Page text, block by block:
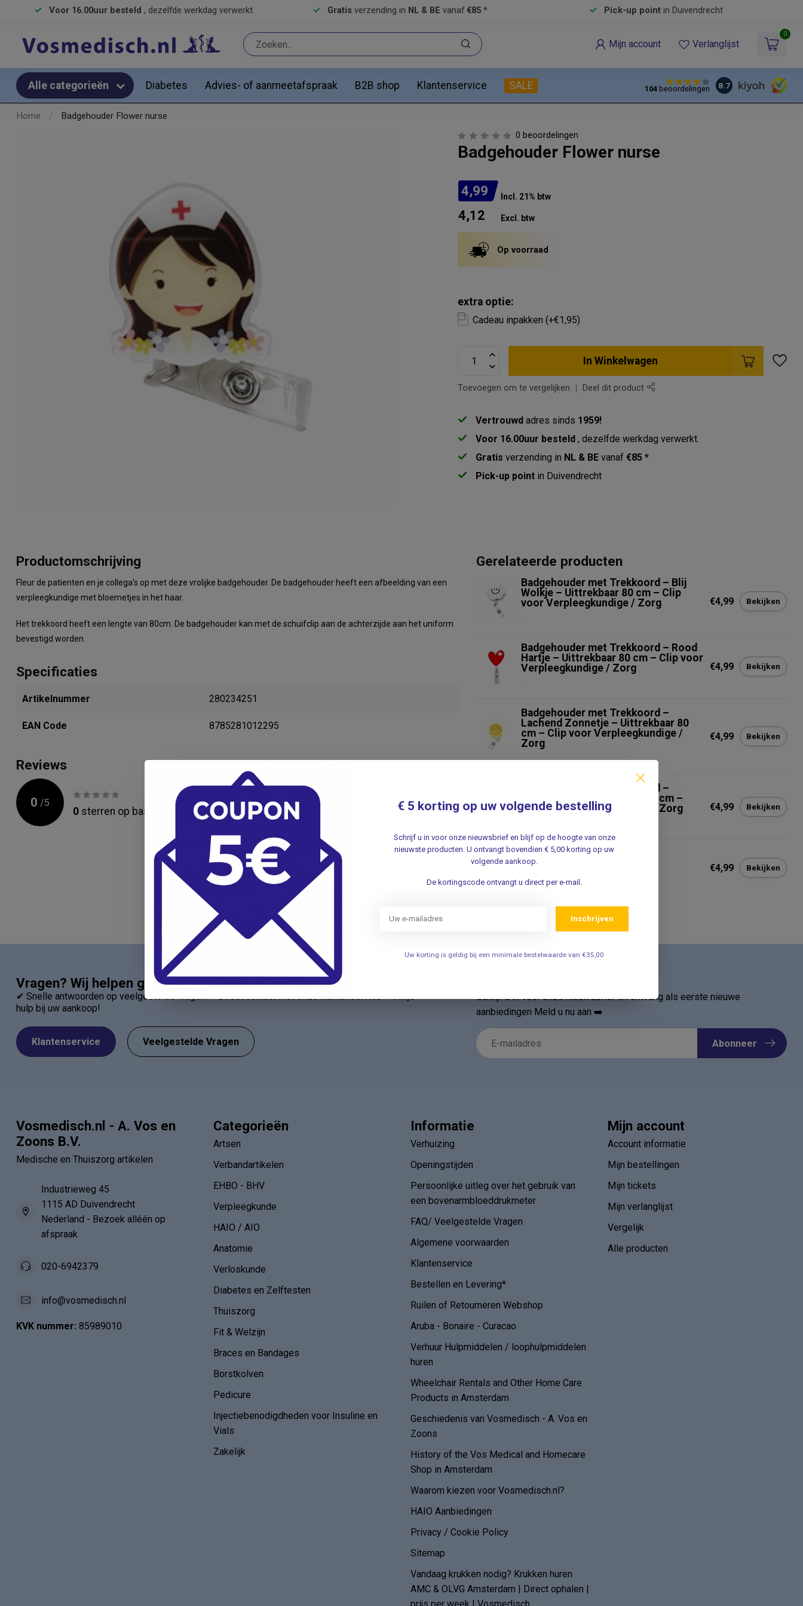
Voor 16.00uur besteld , dezelfde werkdag verwerkt. Gratis verzending in NL & BE vanaf €85 * Pick-up pointin Duivendrecht
Mijn account Verlanglijst
0
Alle categorieën Diabetes Advies- of aanmeetafspraak B2B shop Klantenservice SALE 104beoordelingen 8.7
Home / Badgehouder Flower nurse
0 beoordelingen
Badgehouder Flower nurse
4,99 Incl. 21% btw
4,12 Excl. btw
Op voorraad
extra optie:
Cadeau inpakken (+€1,95)
In Winkelwagen
Toevoegen om te vergelijken Deel dit product
Vertrouwd adres sinds 1959!
Voor 16.00uur besteld, dezelfde werkdag verwerkt.
Gratis verzending in NL & BE vanaf€85 *
Pick-up point in Duivendrecht
Productomschrijving
Fleur de patienten en je collega's op met deze vrolijke badgehouder. De badgehouder heeft een afbeelding van een
verpleegkundige met bloemetjes in het haar.
Het trekkoord heeft een lengte van 80cm. De badgehouder kan met de schuifclip aan de achterzijde aan het uniform
bevestigd worden.
Specificaties
Artikelnummer 280234251
EAN Code 8785281012295
Reviews
0 /5
0 sterren op basis van beoordelingen
Je beoordeling toevoegen
Gerelateerde producten
Badgehouder met Trekkoord – Blij
Wolkje – Uittrekbaar 80 cm – Clip
voor Verpleegkundige / Zorg
.
€4,99 Bekijken
Badgehouder met Trekkoord – Rood
Hartje – Uittrekbaar 80 cm – Clip voor
Verpleegkundige / Zorg
.
€4,99 Bekijken
Badgehouder met Trekkoord –
Lachend Zonnetje – Uittrekbaar 80
cm – Clip voor Verpleegkundige /
Zorg
Niet op voorraad
€4,99 Bekijken
Badgehouder met Trekkoord –
Regenboog – Uittrekbaar 80 cm –
Clip voor Verpleegkundige / Zorg
€4,99 Bekijken
Badgehouder Daisy
€4,99 Bekijken
Vragen? Wij helpen graag!
✔ Snelle antwoorden op veelgestelde vragen ✔ Direct contact met onze klantenservice ✔ Altijd
hulp bij uw aankoop!
Klantenservice Veelgestelde Vragen
Schrijf u in voor onze nieuwsbrief en ontvang als eerste nieuwe
aanbiedingen Meld u nu aan ➡️
Abonneer
Vosmedisch.nl - A. Vos en
Zoons B.V.
Medische en Thuiszorg artikelen
Industrieweg 45
1115 AD Duivendrecht
Nederland - Bezoek alléén op
afspraak
020-6942379
info@vosmedisch.nl
KVK nummer: 85989010
Categorieën
Artsen
Verbandartikelen
EHBO - BHV
Verpleegkunde
HAIO / AIO
Anatomie
Verloskunde
Diabetes en Zelftesten
Thuiszorg
Fit & Welzijn
Braces en Bandages
Borstkolven
Pedicure
Injectiebenodigdheden voor Insuline en
Vials
Zakelijk
Informatie
Verhuizing
Openingstijden
Persoonlijke uitleg over het gebruik van
een bovenarmbloeddrukmeter
FAQ/ Veelgestelde Vragen
Algemene voorwaarden
Klantenservice
Bestellen en Levering*
Ruilen of Retourneren Webshop
Aruba - Bonaire - Curacao
Verhuur Hulpmiddelen / loophulpmiddelen
huren
Wheelchair Rentals and Other Home Care
Products in Amsterdam
Geschiedenis van Vosmedisch - A. Vos en
Zoons
History of the Vos Medical and Homecare
Shop in Amsterdam
Waarom kiezen voor Vosmedisch.nl?
HAIO Aanbiedingen
Privacy / Cookie Policy
Sitemap
Vandaag krukken nodig? Krukken huren
AMC & OLVG Amsterdam | Direct ophalen |
Mijn account
Account informatie
Mijn bestellingen
Mijn tickets
Mijn verlanglijst
Vergelijk
Alle producten
€ 5 korting op uw volgende bestelling
Schrijf u in voor onze nieuwsbrief en blijf op de hoogte van onze
nieuwste producten. U ontvangt bovendien € 5,00 korting op uw
volgende aankoop.
De kortingscode ontvangt u direct per e-mail.
Inschrijven
Uw korting is geldig bij een minimale bestelwaarde van €35,00